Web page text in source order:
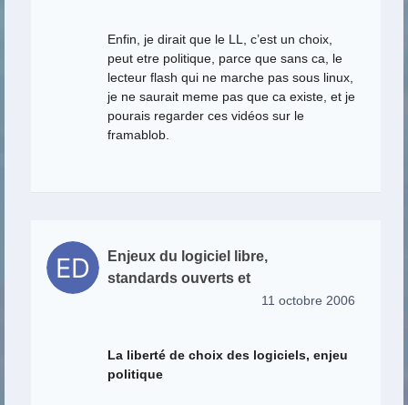
Enfin, je dirait que le LL, c’est un choix,
peut etre politique, parce que sans ca, le
lecteur flash qui ne marche pas sous linux,
je ne saurait meme pas que ca existe, et je
pourais regarder ces vidéos sur le
framablob.
Enjeux du logiciel libre,
standards ouverts et
11 octobre 2006
La liberté de choix des logiciels, enjeu
politique